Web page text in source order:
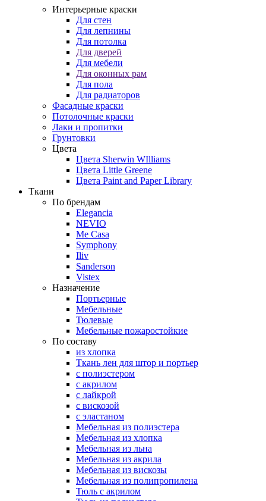
Интерьерные краски
Для стен
Для лепнины
Для потолка
Для дверей
Для мебели
Для оконных рам
Для пола
Для радиаторов
Фасадные краски
Потолочные краски
Лаки и пропитки
Грунтовки
Цвета
Цвета Sherwin WIlliams
Цвета Little Greene
Цвета Paint and Paper Library
Ткани
По брендам
Elegancia
NEVIO
Me Casa
Symphony
Iliv
Sanderson
Vistex
Назначение
Портьерные
Мебельные
Тюлевые
Мебельные пожаростойкие
По составу
из хлопка
Ткань лен для штор и портьер
с полиэстером
с акрилом
с лайкрой
с вискозой
с эластаном
Мебельная из полиэстера
Мебельная из хлопка
Мебельная из льна
Мебельная из акрила
Мебельная из вискозы
Мебельная из полипропилена
Тюль с акрилом